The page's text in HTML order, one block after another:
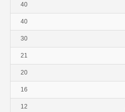
40
40
30
21
20
16
12